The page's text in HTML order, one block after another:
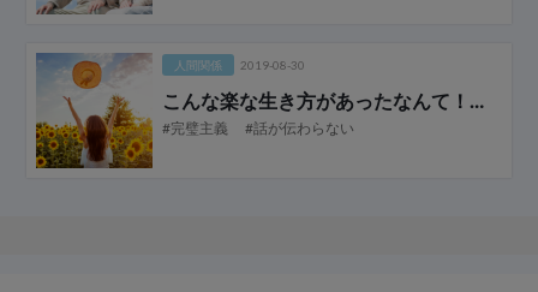
人間関係 2019-08-30
こんな楽な生き方があったなんて！
～逃げ
#完璧主義 #話が伝わらない